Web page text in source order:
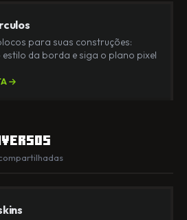
para suas construções:
da borda e siga o plano pixel